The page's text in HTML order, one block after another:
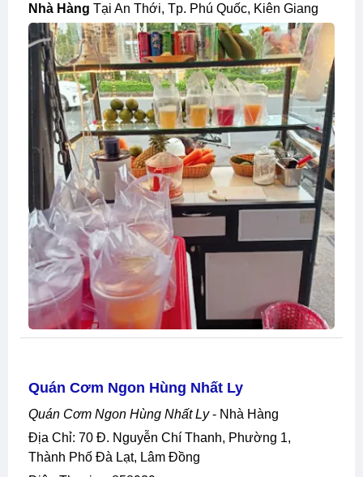
Nhà Hàng Tại An Thới, Tp. Phú Quốc, Kiên Giang
Quán Cơm Ngon Hùng Nhất Ly
Quán Cơm Ngon Hùng Nhất Ly- Nhà Hàng
Địa Chỉ: 70 Đ. Nguyễn Chí Thanh, Phường 1,
Thành Phố Đà Lạt, Lâm Đồng